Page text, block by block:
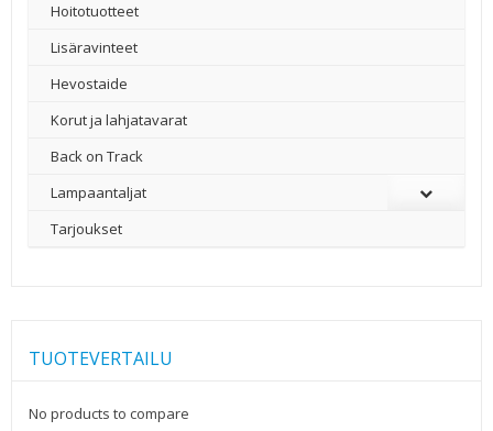
Hoitotuotteet
Lisäravinteet
Hevostaide
Korut ja lahjatavarat
Back on Track
Lampaantaljat
Tarjoukset
TUOTEVERTAILU
No products to compare